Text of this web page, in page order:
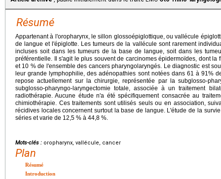
Résumé
Appartenant à l'oropharynx, le sillon glossoépiglottique, ou vallécule
de langue et l'épiglotte. Les tumeurs de la vallécule sont rarement
incluses soit dans les tumeurs de la base de langue, soit dans les
préférentielle. Il s'agit le plus souvent de carcinomes épidermoïdes, dont la
et 10 % de l'ensemble des cancers pharyngolaryngés. Le diagnostic est
leur grande lymphophilie, des adénopathies sont notées dans 61 à 91%
repose actuellement sur la chirurgie, représentée par la subglosso-
subglosso-pharyngo-laryngectomie totale, associée à un traitement
radiothérapie. Aucune étude n'a été spécifiquement consacrée au
chimiothérapie. Ces traitements sont utilisés seuls ou en association,
récidives locales concernent surtout la base de langue. L'étude de la
séries et varie de 12,5 % à 44,8 %.
Mots-clés : oropharynx, vallécule, cancer
Plan
Résumé
Introduction